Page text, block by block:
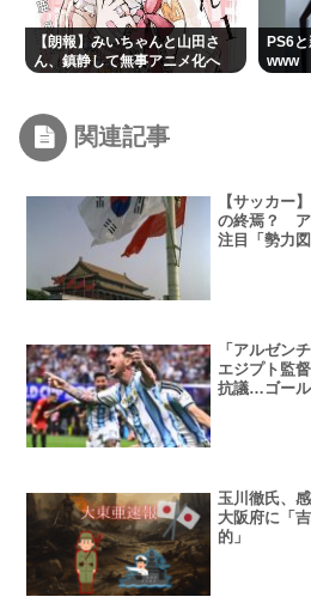
【朗報】みいちゃんと山田さ
ん、鎮静して無事アニメ化へ
PS6
www
関連記事
【サッカー
の終焉？ ア
注目「勢力図
「アルゼン
エジプト監
抗議…ゴー
玉川徹氏、
大阪府に「
的」